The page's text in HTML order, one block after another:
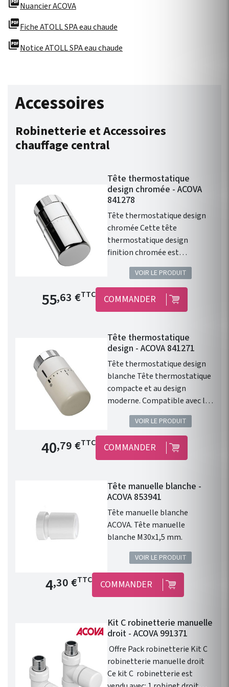
picture_as_pdfNuancier ACOVA
picture_as_pdfFiche ATOLL SPA eau chaude
picture_as_pdfNotice ATOLL SPA eau chaude
Accessoires
Robinetterie et Accessoires
chauffage central
Tête thermostatique
design chromée - ACOVA
841278
Tête thermostatique design
chromée Cette tête
thermostatique design
finition chromée est
compatible avec l'ensemble
de la gamme de chauffage
central Fassane Prem's de
chez ACOVA .
VOIR LE PRODUIT
Prix de base
55,63 €TTC COMMANDER
Tête thermostatique
design - ACOVA 841271
Tête thermostatique design
blanche Tête thermostatique
compacte et au design
moderne. Compatible avec les
radiateurs eau chaude ACOVA.
Type de raccord : M30 x1,5.
Finition : Blanc. 46 Couleurs en
option. Cette tête
thermostatique design
avec précision de la
température d'un radiateur ou
d'un sèche serviette à eau
chaude.
VOIR LE PRODUIT
Prix de base
40,79 €TTC COMMANDER
Tête manuelle blanche -
ACOVA 853941
Tête manuelle blanche
ACOVA. Tête manuelle
blanche M30x1,5 mm.
VOIR LE PRODUIT
Prix de base
4,30 €TTC COMMANDER
Kit C robinetterie manuelle
droit - ACOVA 991371
Offre Pack robinetterie Kit C
robinetterie manuelle droit
Ce kit C robinetterie est